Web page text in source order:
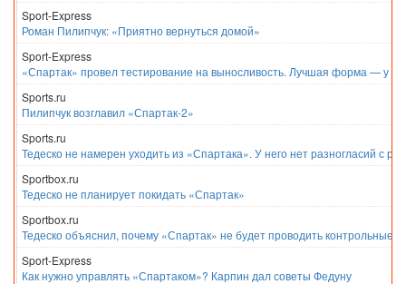
Sport-Express
Роман Пилипчук: «Приятно вернуться домой»
Sport-Express
«Спартак» провел тестирование на выносливость. Лучшая форма — у
Sports.ru
Пилипчук возглавил «Спартак-2»
Sports.ru
Тедеско не намерен уходить из «Спартака». У него нет разногласий с
Sportbox.ru
Тедеско не планирует покидать «Спартак»
Sportbox.ru
Тедеско объяснил, почему «Спартак» не будет проводить контрольные
Sport-Express
Как нужно управлять «Спартаком»? Карпин дал советы Федуну